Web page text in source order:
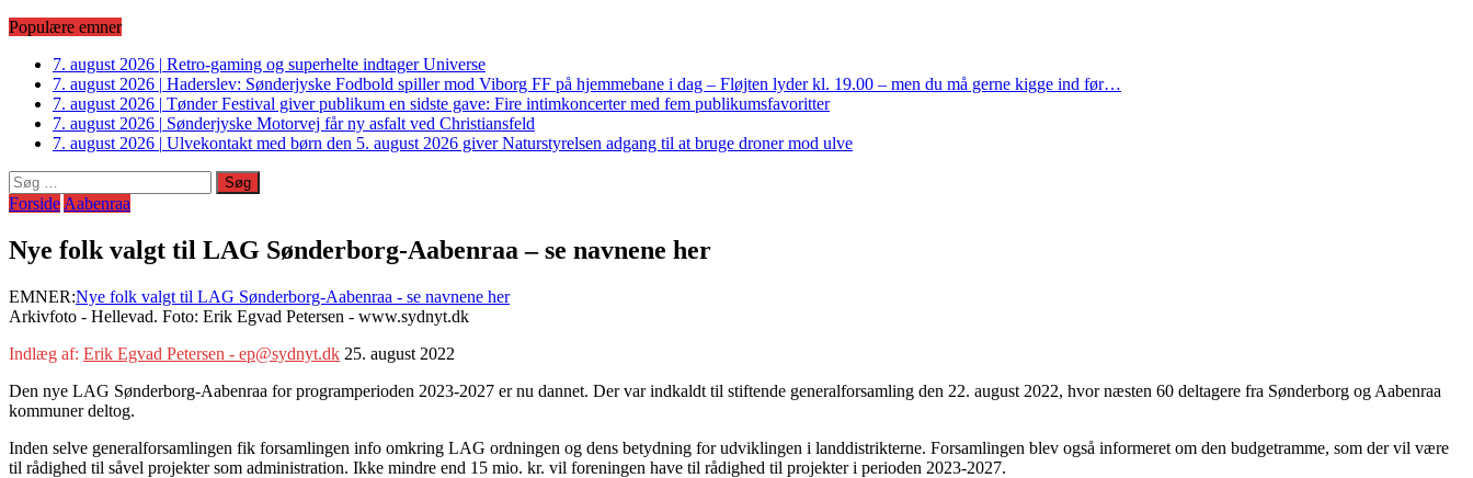
Populære emner
7. august 2026 | Retro-gaming og superhelte indtager Universe
7. august 2026 | Haderslev: Sønderjyske Fodbold spiller mod Viborg FF på hjemmebane i dag – Fløjten lyder kl. 19.00 – men du må gerne kigge ind før…
7. august 2026 | Tønder Festival giver publikum en sidste gave: Fire intimkoncerter med fem publikumsfavoritter
7. august 2026 | Sønderjyske Motorvej får ny asfalt ved Christiansfeld
7. august 2026 | Ulvekontakt med børn den 5. august 2026 giver Naturstyrelsen adgang til at bruge droner mod ulve
Søg
efter:
Forside Aabenraa
Nye folk valgt til LAG Sønderborg-Aabenraa – se navnene her
EMNER:Nye folk valgt til LAG Sønderborg-Aabenraa - se navnene her
Arkivfoto - Hellevad. Foto: Erik Egvad Petersen - www.sydnyt.dk
Indlæg af: Erik Egvad Petersen - ep@sydnyt.dk 25. august 2022
Den nye LAG Sønderborg-Aabenraa for programperioden 2023-2027 er nu dannet. Der var indkaldt til stiftende generalforsamling den 22. august 2022, hvor næsten 60 deltagere fra Sønderborg og Aabenraa
kommuner deltog.
Inden selve generalforsamlingen fik forsamlingen info omkring LAG ordningen og dens betydning for udviklingen i landdistrikterne. Forsamlingen blev også informeret om den budgetramme, som der vil være
til rådighed til såvel projekter som administration. Ikke mindre end 15 mio. kr. vil foreningen have til rådighed til projekter i perioden 2023-2027.